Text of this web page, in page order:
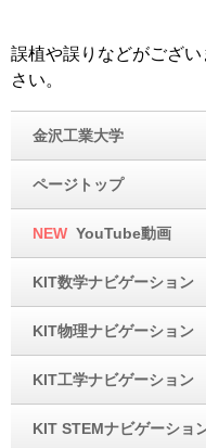
誤植や誤りなどがござい
さい。
金沢工業大学
ページトップ
NEW YouTube動画
KIT数学ナビゲーショ
KIT物理ナビゲーショ
KIT工学ナビゲーショ
KIT STEMナビゲーシ